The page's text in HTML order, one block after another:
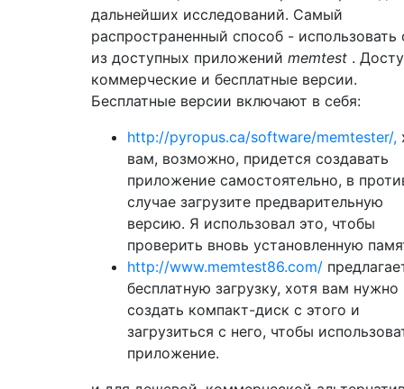
дальнейших исследований. Самый
распространенный способ - использовать
из доступных приложений memtest .
коммерческие и бесплатные версии.
Бесплатные версии включают в себя:
http://pyropus.ca/software/memtester/,
вам, возможно, придется создавать
приложение самостоятельно, в
случае загрузите предварительную
версию. Я использовал это, чтобы
проверить вновь установленную
http://www.memtest86.com/
бесплатную загрузку, хотя вам нужно
создать компакт-диск с этого и
загрузиться с него, чтобы
приложение.